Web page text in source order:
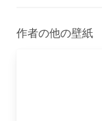
作者の他の壁紙